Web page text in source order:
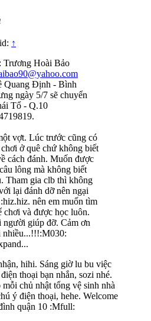
↑
Trương Hoài Bảo
Quang Định - Bình
ngày 5/7 sẽ chuyển
Tổ - Q.10
vợt. Lúc trước cũng có
ở quê chứ không biết
cách đánh. Muốn được
lông mà không biết
Tham gia clb thì không
lại đánh dỡ nên ngại
nên em muốn tìm
chơi và được học luôn.
người giúp đỡ. Cảm ơn
nhiều...!!!:M030:
hihi. Sáng giờ lu bu việc
thoại bạn nhắn, sozi nhé.
chủ nhật tổng vệ sinh nhà
ý điện thoại, hehe. Welcome
quận 10 :Mfull: